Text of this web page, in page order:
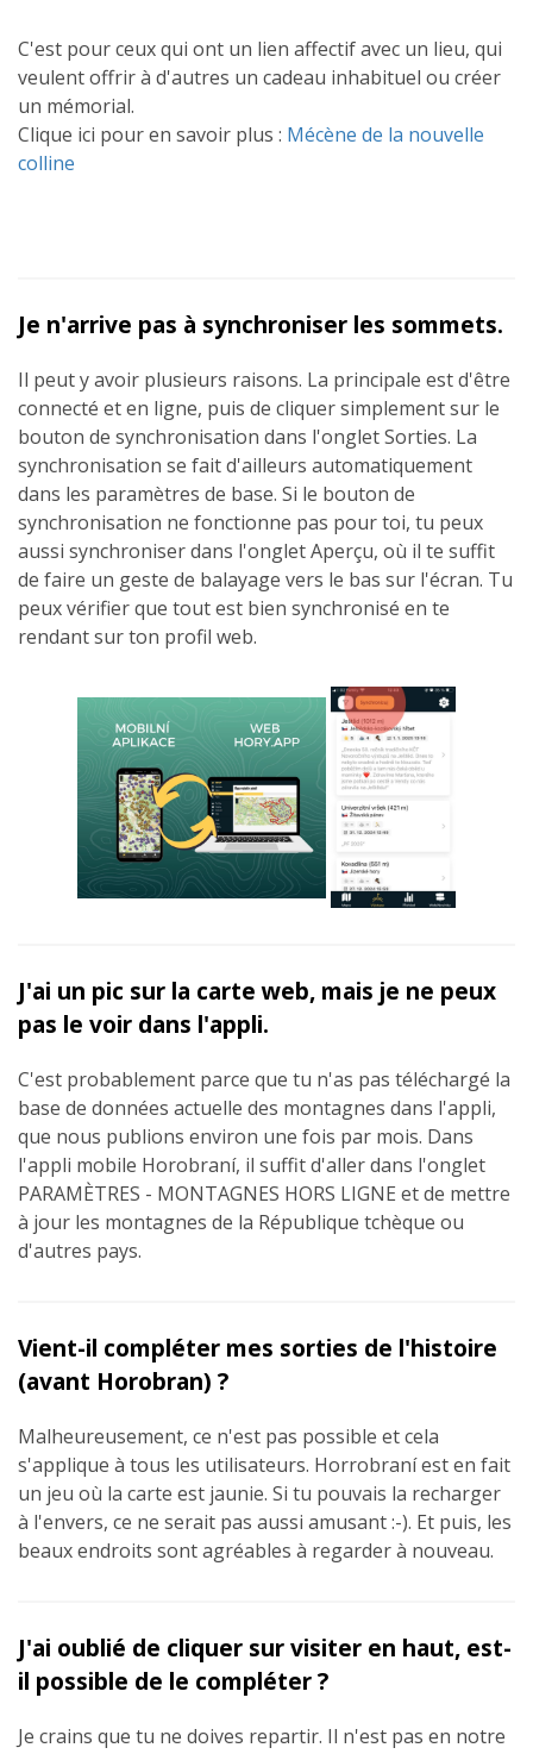
C'est pour ceux qui ont un lien affectif avec un lieu, qui
veulent offrir à d'autres un cadeau inhabituel ou créer
un mémorial.
Clique ici pour en savoir plus : Mécène de la nouvelle
colline
Je n'arrive pas à synchroniser les sommets.
Il peut y avoir plusieurs raisons. La principale est d'être
connecté et en ligne, puis de cliquer simplement sur le
bouton de synchronisation dans l'onglet Sorties. La
synchronisation se fait d'ailleurs automatiquement
dans les paramètres de base. Si le bouton de
synchronisation ne fonctionne pas pour toi, tu peux
aussi synchroniser dans l'onglet Aperçu, où il te suffit
de faire un geste de balayage vers le bas sur l'écran. Tu
peux vérifier que tout est bien synchronisé en te
rendant sur ton profil web.
J'ai un pic sur la carte web, mais je ne peux
pas le voir dans l'appli.
C'est probablement parce que tu n'as pas téléchargé la
base de données actuelle des montagnes dans l'appli,
que nous publions environ une fois par mois. Dans
l'appli mobile Horobraní, il suffit d'aller dans l'onglet
PARAMÈTRES - MONTAGNES HORS LIGNE et de mettre
à jour les montagnes de la République tchèque ou
d'autres pays.
Vient-il compléter mes sorties de l'histoire
(avant Horobran) ?
Malheureusement, ce n'est pas possible et cela
s'applique à tous les utilisateurs. Horrobraní est en fait
un jeu où la carte est jaunie. Si tu pouvais la recharger
à l'envers, ce ne serait pas aussi amusant :-). Et puis, les
beaux endroits sont agréables à regarder à nouveau.
J'ai oublié de cliquer sur visiter en haut, est-
il possible de le compléter ?
Je crains que tu ne doives repartir. Il n'est pas en notre